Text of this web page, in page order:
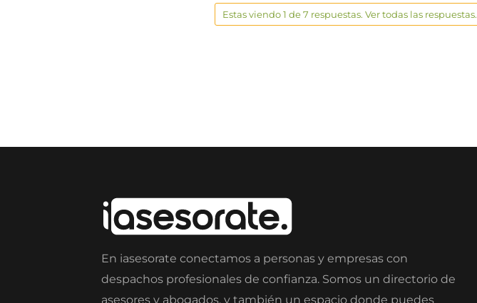
Estas viendo 1 de 7 respuestas. Ver todas las respuestas.
En iasesorate conectamos a personas y empresas con
despachos profesionales de confianza. Somos un directorio de
asesores y abogados, y también un espacio donde puedes